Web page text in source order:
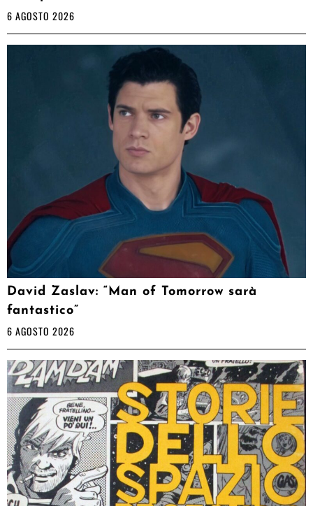
6 AGOSTO 2026
David Zaslav: “Man of Tomorrow sarà
fantastico”
6 AGOSTO 2026